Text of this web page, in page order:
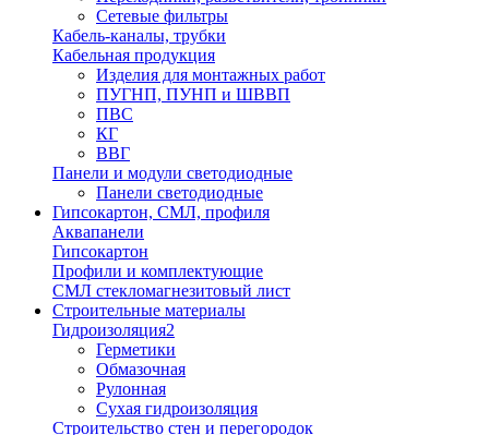
Сетевые фильтры
Кабель-каналы, трубки
Кабельная продукция
Изделия для монтажных работ
ПУГНП, ПУНП и ШВВП
ПВС
КГ
ВВГ
Панели и модули светодиодные
Панели светодиодные
Гипсокартон, СМЛ, профиля
Аквапанели
Гипсокартон
Профили и комплектующие
СМЛ стекломагнезитовый лист
Строительные материалы
Гидроизоляция2
Герметики
Обмазочная
Рулонная
Сухая гидроизоляция
Строительство стен и перегородок